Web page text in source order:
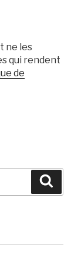
ne les
qui rendent
de